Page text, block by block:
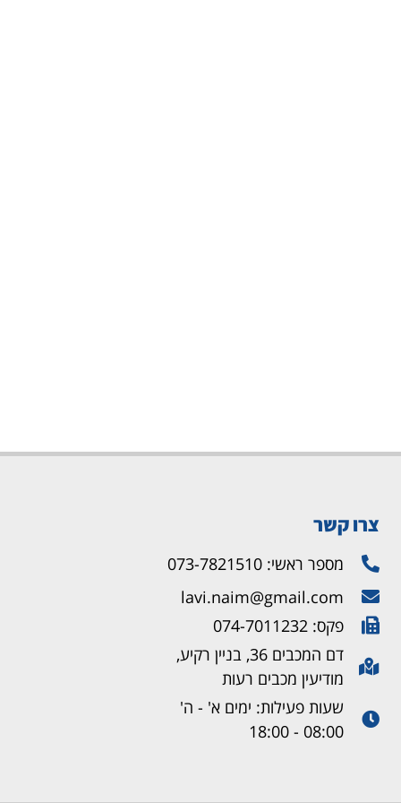
צרו קשר
מספר ראשי: 073-7821510
lavi.naim@gmail.com
פקס: 074-7011232
דם המכבים 36, בניין רקיע,
מודיעין מכבים רעות
שעות פעילות: ימים א' - ה'
08:00 - 18:00